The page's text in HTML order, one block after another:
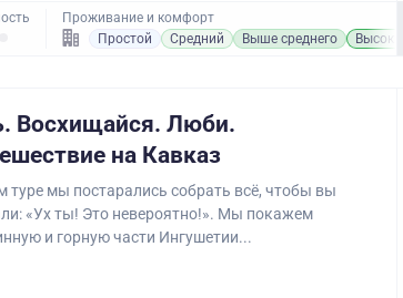
Проживание и комфорт
Простой
Средний Выше среднего Высокий
Восхищайся. Люби.
на Кавказ
туре мы постарались собрать всё, чтобы вы
«Ух ты! Это невероятно!». Мы покажем
и горную части Ингушетии...